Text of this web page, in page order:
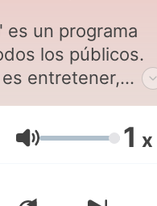
es un programa
los públicos.
entretener,
todo informar
mundo del cine a
sin olvidar
animar a ver
la gran pantalla,
Volume 1 x